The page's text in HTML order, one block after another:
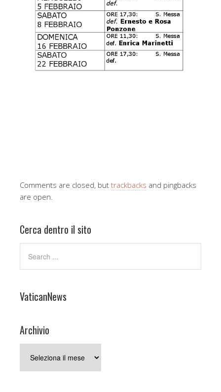
Comments are closed, but trackbacks and pingbacks
are open.
Cerca dentro il sito
VaticanNews
Archivio